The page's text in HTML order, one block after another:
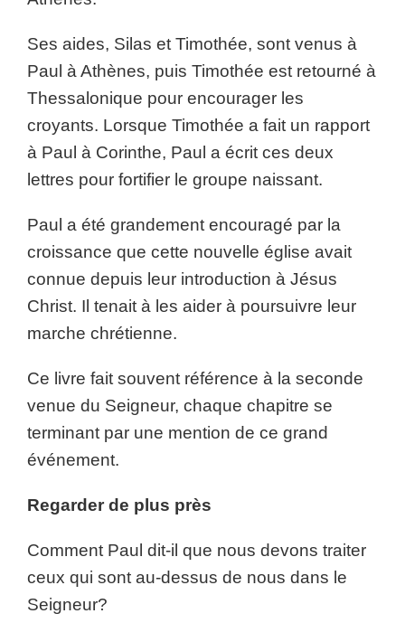
Ses aides, Silas et Timothée, sont venus à
Paul à Athènes, puis Timothée est retourné à
Thessalonique pour encourager les
croyants. Lorsque Timothée a fait un rapport
à Paul à Corinthe, Paul a écrit ces deux
lettres pour fortifier le groupe naissant.
Paul a été grandement encouragé par la
croissance que cette nouvelle église avait
connue depuis leur introduction à Jésus
Christ. Il tenait à les aider à poursuivre leur
marche chrétienne.
Ce livre fait souvent référence à la seconde
venue du Seigneur, chaque chapitre se
terminant par une mention de ce grand
événement.
Regarder de plus près
Comment Paul dit-il que nous devons traiter
ceux qui sont au-dessus de nous dans le
Seigneur?